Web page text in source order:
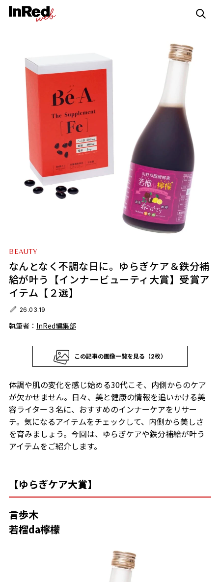
BEAUTY
なんとなく不調な日に。ゆらぎケア＆鉄分補
給が叶う【インナービューティ大賞】受賞ア
イテム【２選】
26.03.19
執筆者： InRed編集部
この記事の画像一覧を見る（2枚）
体調や肌の変化を感じ始める30代こそ、内側からのケア
が欠かせません。日々、美と健康の情報を追いかける美
容ライター３名に、おすすめのインナーケアをリサー
チ。気になるアイテムをチェックして、内側から美しさ
を育みましょう。今回は、ゆらぎケアや鉄分補給が叶う
アイテムをご紹介します。
【ゆらぎケア大賞】
言歩木
若榴da檸檬